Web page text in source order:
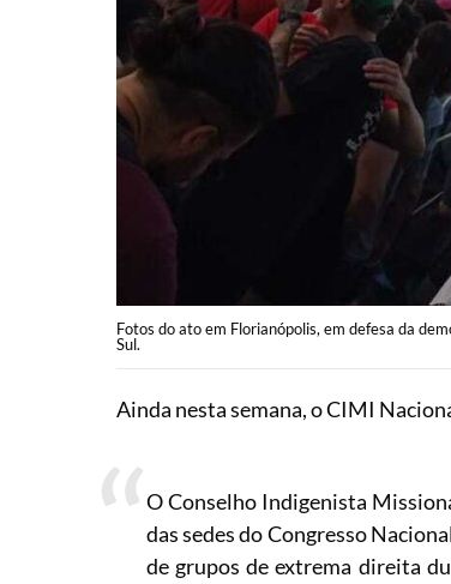
Fotos do ato em Florianópolis, em defesa da
Sul.
Ainda nesta semana, o CIMI
O Conselho Indigenista
das sedes do Congresso
de grupos de extrema direita